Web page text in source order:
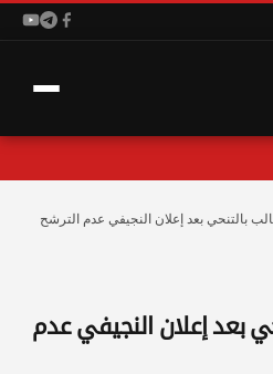
بالتنحي بعد إعلان النجيفي عدم الترشح
بعد إعلان النجيفي عدم